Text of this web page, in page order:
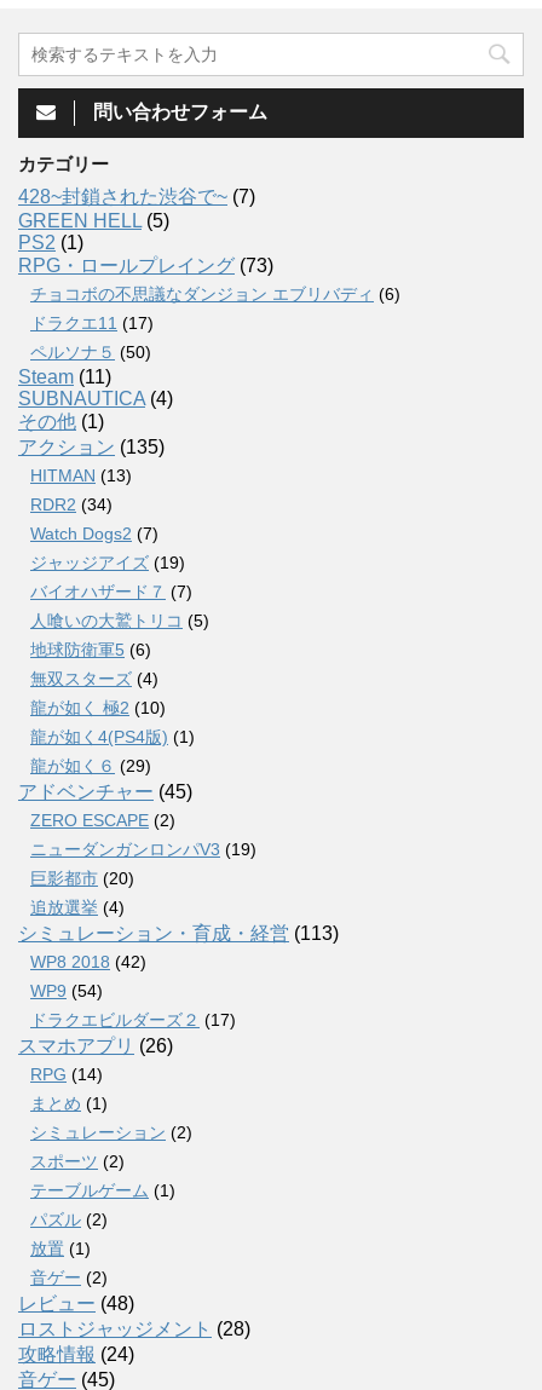
問い合わせフォーム
カテゴリー
428~封鎖された渋谷で~ (7)
GREEN HELL(5)
PS2 (1)
RPG・ロールプレイング (73)
チョコボの不思議なダンジョン エブリバディ (6)
ドラクエ11 (17)
ペルソナ５ (50)
Steam (11)
SUBNAUTICA(4)
その他 (1)
アクション (135)
HITMAN (13)
RDR2 (34)
Watch Dogs2 (7)
ジャッジアイズ (19)
バイオハザード７ (7)
人喰いの大鷲トリコ (5)
地球防衛軍5 (6)
無双スターズ (4)
龍が如く 極2 (10)
龍が如く4(PS4版) (1)
龍が如く６ (29)
アドベンチャー (45)
ZERO ESCAPE (2)
ニューダンガンロンパV3 (19)
巨影都市 (20)
追放選挙 (4)
シミュレーション・育成・経営 (113)
WP8 2018 (42)
WP9 (54)
ドラクエビルダーズ２ (17)
スマホアプリ (26)
RPG (14)
まとめ (1)
シミュレーション (2)
スポーツ (2)
テーブルゲーム (1)
パズル (2)
放置 (1)
音ゲー (2)
レビュー (48)
ロストジャッジメント (28)
攻略情報 (24)
音ゲー (45)